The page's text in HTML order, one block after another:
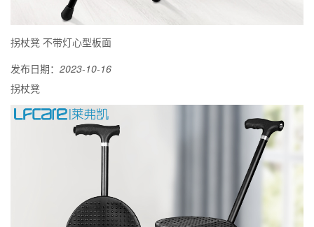
拐杖凳 不带灯心型板面
发布日期： 2023-10-16
拐杖凳